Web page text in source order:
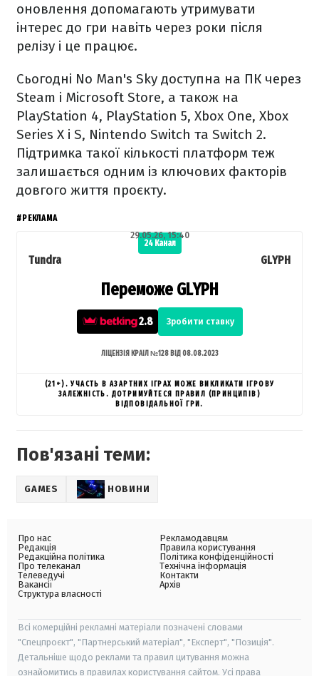
оновлення допомагають утримувати
інтерес до гри навіть через роки після
релізу і це працює.
Сьогодні No Man's Sky доступна на ПК через
Steam і Microsoft Store, а також на
PlayStation 4, PlayStation 5, Xbox One, Xbox
Series X і S, Nintendo Switch та Switch 2.
Підтримка такої кількості платформ теж
залишається одним із ключових факторів
довгого життя проєкту.
#РЕКЛАМА
24 Канал
Tundra
29.05.26, 15:40
Переможе GLYPH
2.8 Зробити ставку
GLYPH
ЛІЦЕНЗІЯ КРАІЛ №128 ВІД 08.08.2023
(21+). УЧАСТЬ В АЗАРТНИХ ІГРАХ МОЖЕ ВИКЛИКАТИ ІГРОВУ
ЗАЛЕЖНІСТЬ. ДОТРИМУЙТЕСЯ ПРАВИЛ (ПРИНЦИПІВ)
ВІДПОВІДАЛЬНОЇ ГРИ.
Пов'язані теми:
GAMES НОВИНИ
Про нас
Редакція
Редакційна політика
Про телеканал
Телеведучі
Вакансії
Структура власності
Рекламодавцям
Правила користування
Політика конфіденційності
Технічна інформація
Контакти
Архів
Всі комерційні рекламні матеріали позначені словами
"Спецпроєкт", "Партнерський матеріал", "Експерт", "Позиція".
Детальніше щодо реклами та правил цитування можна
ознайомитись в правилах користування сайтом. Усі права